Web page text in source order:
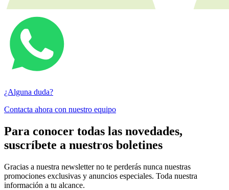
¿Alguna duda?
Contacta ahora con nuestro equipo
Para conocer todas las novedades,
suscríbete a nuestros boletines
Gracias a nuestra newsletter no te perderás nunca nuestras
promociones exclusivas y anuncios especiales. Toda nuestra
información a tu alcance.